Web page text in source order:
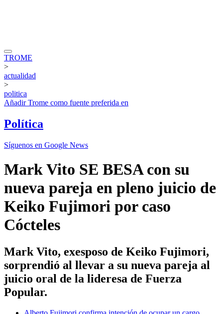
TROME
>
actualidad
>
politica
AñadirTrome como fuente preferida en
Política
Síguenos en Google News
Mark Vito SE BESA con su
nueva pareja en pleno juicio de
Keiko Fujimori por caso
Cócteles
Mark Vito, exesposo de Keiko Fujimori,
sorprendió al llevar a su nueva pareja al
juicio oral de la lideresa de Fuerza
Popular.